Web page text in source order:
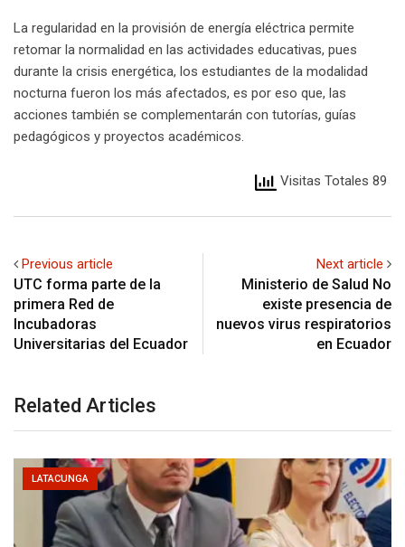
La regularidad en la provisión de energía eléctrica permite
retomar la normalidad en las actividades educativas, pues
durante la crisis energética, los estudiantes de la modalidad
nocturna fueron los más afectados, es por eso que, las
acciones también se complementarán con tutorías, guías
pedagógicos y proyectos académicos.
Visitas Totales 89
Previous article
UTC forma parte de la
primera Red de
Incubadoras
Universitarias del Ecuador
Next article
Ministerio de Salud No
existe presencia de
nuevos virus respiratorios
en Ecuador
Related Articles
LATACUNGA